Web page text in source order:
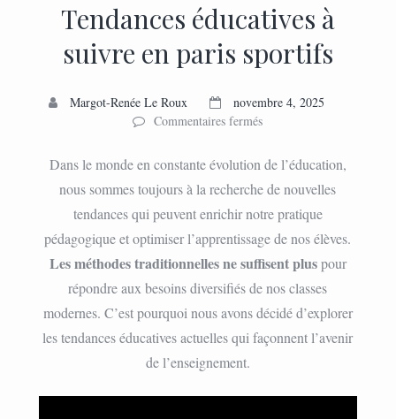
Tendances éducatives à
suivre en paris sportifs
Margot-Renée Le Roux
novembre 4, 2025
Commentaires ferméssur
éducatives
à
suivre
en
paris
sportifs
Dans le monde en constante évolution de l’éducation,
nous sommes toujours à la recherche de nouvelles
tendances qui peuvent enrichir notre pratique
pédagogique et optimiser l’apprentissage de nos élèves.
Les méthodes traditionnelles ne suffisent pluspour
répondre aux besoins diversifiés de nos classes
modernes. C’est pourquoi nous avons décidé d’explorer
les tendances éducatives actuelles qui façonnent l’avenir
de l’enseignement.